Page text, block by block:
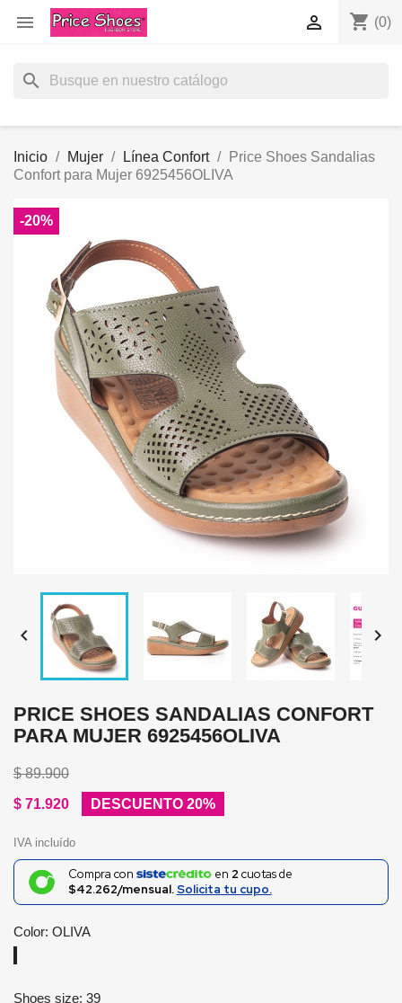
 shopping_cart (0)

search
Inicio Mujer Línea Confort
Price Shoes Sandalias
Confort para Mujer 6925456OLIVA
-20%
 
PRICE SHOES SANDALIAS CONFORT
PARA MUJER 6925456OLIVA
$ 89.900
$ 71.920
DESCUENTO 20%
IVA incluído
Compra con en 2 cuotas de
$42.262/mensual.Solicita tu cupo.
Color: OLIVA
Shoes size: 39